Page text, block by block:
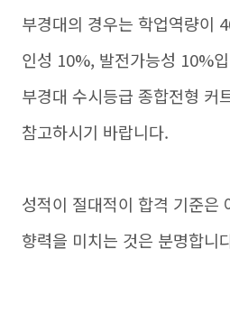
부경대의 경우는 학업역량이
인성 10%, 발전가능성 10%
부경대 수시등급 종합전형 커
참고하시기 바랍니다.
성적이 절대적이 합격 기준은
향력을 미치는 것은 분명합니